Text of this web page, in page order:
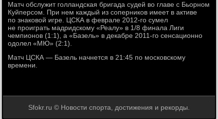
Матч обслужит голландская бригада судей во главе с Бьорном
Куйперсом. При нем каждый из соперников имеет в активе
по знаковой игре. ЦСКА в феврале 2012-го сумел
не проиграть мадридскому «Реалу» в 1/8 финала Лиги
чемпионов (1:1), а «Базель» в декабре 2011-го сенсационно
одолел «МЮ» (2:1).
Матч ЦСКА — Базель начнется в 21:45 по московскому
времени.
Sfokr.ru © Новости спорта, достижения и рекорды.